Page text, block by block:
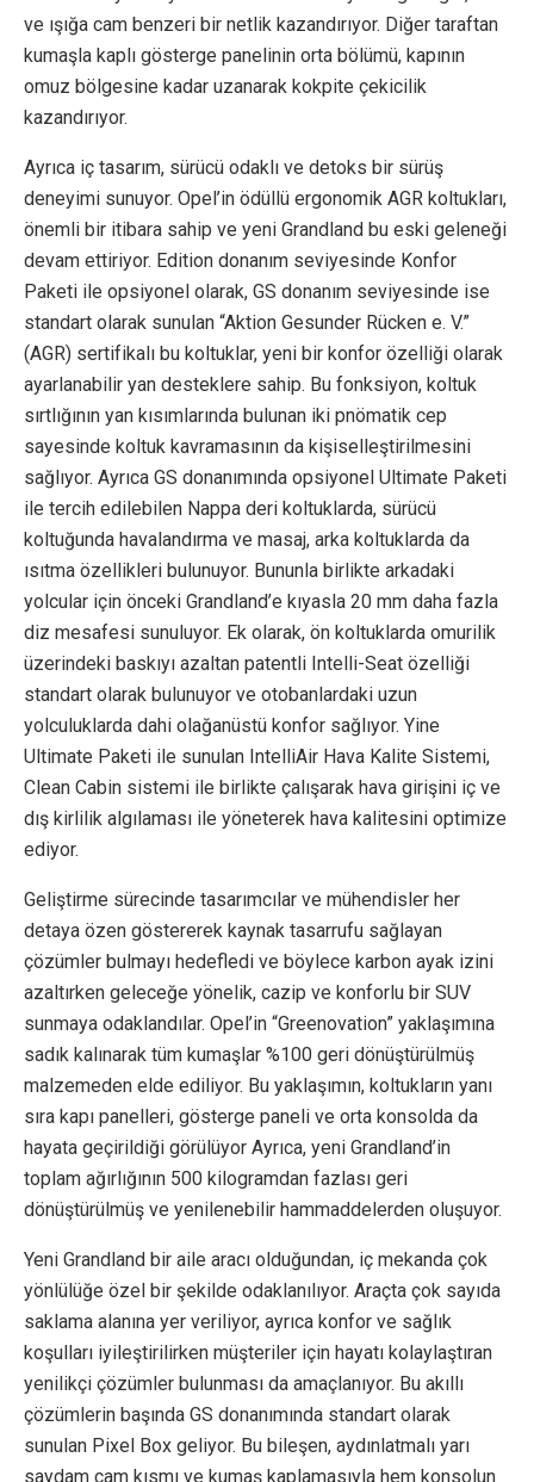
ve ışığa cam benzeri bir netlik kazandırıyor. Diğer taraftan
kumaşla kaplı gösterge panelinin orta bölümü, kapının
omuz bölgesine kadar uzanarak kokpite çekicilik
kazandırıyor.
Ayrıca iç tasarım, sürücü odaklı ve detoks bir sürüş
deneyimi sunuyor. Opel’in ödüllü ergonomik AGR koltukları,
önemli bir itibara sahip ve yeni Grandland bu eski geleneği
devam ettiriyor. Edition donanım seviyesinde Konfor
Paketi ile opsiyonel olarak, GS donanım seviyesinde ise
standart olarak sunulan “Aktion Gesunder Rücken e. V.”
(AGR) sertifikalı bu koltuklar, yeni bir konfor özelliği olarak
ayarlanabilir yan desteklere sahip. Bu fonksiyon, koltuk
sırtlığının yan kısımlarında bulunan iki pnömatik cep
sayesinde koltuk kavramasının da kişiselleştirilmesini
sağlıyor. Ayrıca GS donanımında opsiyonel Ultimate Paketi
ile tercih edilebilen Nappa deri koltuklarda, sürücü
koltuğunda havalandırma ve masaj, arka koltuklarda da
ısıtma özellikleri bulunuyor. Bununla birlikte arkadaki
yolcular için önceki Grandland’e kıyasla 20 mm daha fazla
diz mesafesi sunuluyor. Ek olarak, ön koltuklarda omurilik
üzerindeki baskıyı azaltan patentli Intelli-Seat özelliği
standart olarak bulunuyor ve otobanlardaki uzun
yolculuklarda dahi olağanüstü konfor sağlıyor. Yine
Ultimate Paketi ile sunulan IntelliAir Hava Kalite Sistemi,
Clean Cabin sistemi ile birlikte çalışarak hava girişini iç ve
dış kirlilik algılaması ile yöneterek hava kalitesini optimize
ediyor.
Geliştirme sürecinde tasarımcılar ve mühendisler her
detaya özen göstererek kaynak tasarrufu sağlayan
çözümler bulmayı hedefledi ve böylece karbon ayak izini
azaltırken geleceğe yönelik, cazip ve konforlu bir SUV
sunmaya odaklandılar. Opel’in “Greenovation” yaklaşımına
sadık kalınarak tüm kumaşlar %100 geri dönüştürülmüş
malzemeden elde ediliyor. Bu yaklaşımın, koltukların yanı
sıra kapı panelleri, gösterge paneli ve orta konsolda da
hayata geçirildiği görülüyor Ayrıca, yeni Grandland’in
toplam ağırlığının 500 kilogramdan fazlası geri
dönüştürülmüş ve yenilenebilir hammaddelerden oluşuyor.
Yeni Grandland bir aile aracı olduğundan, iç mekanda çok
yönlülüğe özel bir şekilde odaklanılıyor. Araçta çok sayıda
saklama alanına yer veriliyor, ayrıca konfor ve sağlık
koşulları iyileştirilirken müşteriler için hayatı kolaylaştıran
yenilikçi çözümler bulunması da amaçlanıyor. Bu akıllı
çözümlerin başında GS donanımında standart olarak
sunulan Pixel Box geliyor. Bu bileşen, aydınlatmalı yarı
saydam cam kısmı ve kumaş kaplamasıyla hem konsolun